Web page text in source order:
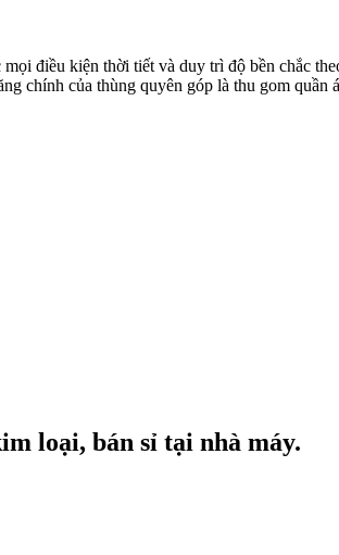
điều kiện thời tiết và duy trì độ bền chắc
chính của thùng quyên góp là thu gom quần
loại, bán sỉ tại nhà máy.